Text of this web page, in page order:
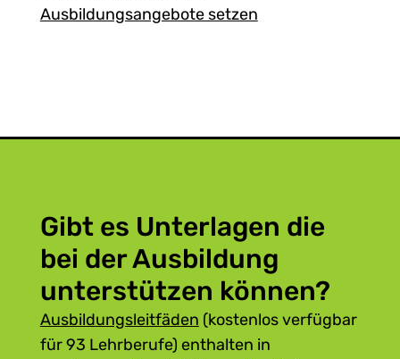
Ausbildungsangebote setzen
Gibt es Unterlagen die
bei der Ausbildung
unterstützen können?
Ausbildungsleitfäden (kostenlos verfügbar
für 93 Lehrberufe) enthalten in